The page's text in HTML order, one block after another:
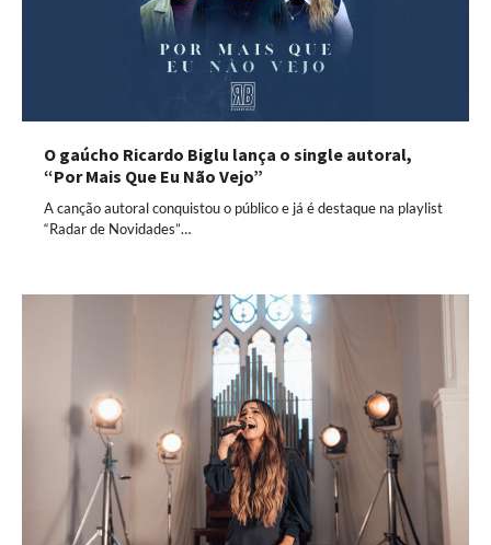
O gaúcho Ricardo Biglu lança o single autoral,
“Por Mais Que Eu Não Vejo”
A canção autoral conquistou o público e já é destaque na playlist
“Radar de Novidades”…